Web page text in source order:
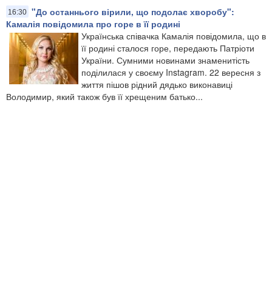
16:30 "До останнього вірили, що подолає хворобу":
Камалія повідомила про горе в її родині
Українська співачка Камалія повідомила, що в
її родині сталося горе, передають Патріоти
України. Сумними новинами знаменитість
поділилася у своєму Instagram. 22 вересня з
життя пішов рідний дядько виконавиці
Володимир, який також був її хрещеним батько...